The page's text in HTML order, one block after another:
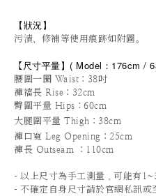
【狀況】
污漬、修補等使用痕跡如附圖。
【 尺寸平量】 ( Model：176cm /
腰圍一圈 Waist：38吋
褲襠長 Rise ：32cm
臀圍平量 Hips ：60cm
大腿圍平量 Thigh：38cm
褲口寬 Leg Opening ：25cm
褲長 Outseam ：110cm
- 以上尺寸為手工測量，可能有
- 不確定自身尺寸請於官網私訊或